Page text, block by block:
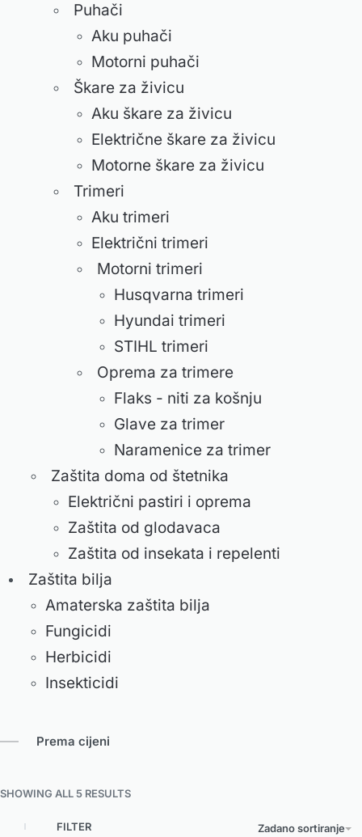
Puhači
Aku puhači
Motorni puhači
Škare za živicu
Aku škare za živicu
Električne škare za živicu
Motorne škare za živicu
Trimeri
Aku trimeri
Električni trimeri
Motorni trimeri
Husqvarna trimeri
Hyundai trimeri
STIHL trimeri
Oprema za trimere
Flaks - niti za košnju
Glave za trimer
Naramenice za trimer
Zaštita doma od štetnika
Električni pastiri i oprema
Zaštita od glodavaca
Zaštita od insekata i repelenti
Zaštita bilja
Amaterska zaštita bilja
Fungicidi
Herbicidi
Insekticidi
Prema cijeni
SHOWING ALL 5 RESULTS
Zadano sortiranje
FILTER